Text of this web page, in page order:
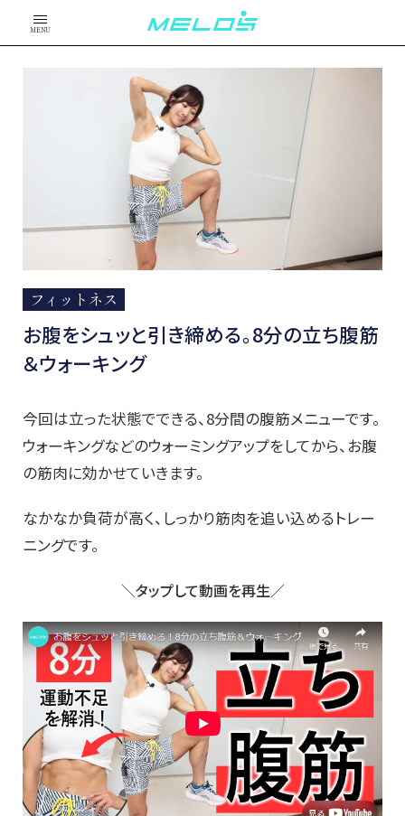
MENU
フィットネス
お腹をシュッと引き締める。8分の立ち腹筋
＆ウォーキング
今回は立った状態でできる、8分間の腹筋メニューです。
ウォーキングなどのウォーミングアップをしてから、お腹
の筋肉に効かせていきます。
なかなか負荷が高く、しっかり筋肉を追い込めるトレー
ニングです。
＼タップして動画を再生／